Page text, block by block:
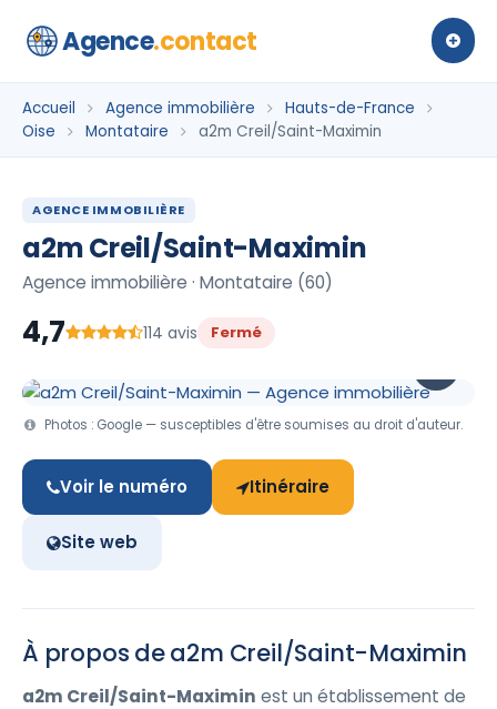
Agence.contact
Accueil Agence immobilière
Hauts-de-France
Oise
Montataire a2m Creil/Saint-Maximin
AGENCE IMMOBILIÈRE
a2m Creil/Saint-Maximin
Agence immobilière · Montataire (60)
4,7 114 avis Fermé
Photos : Google — susceptibles d'être soumises au droit d'auteur.
Voir le numéro Itinéraire
Site web
À propos de a2m Creil/Saint-Maximin
a2m Creil/Saint-Maximin est un établissement de